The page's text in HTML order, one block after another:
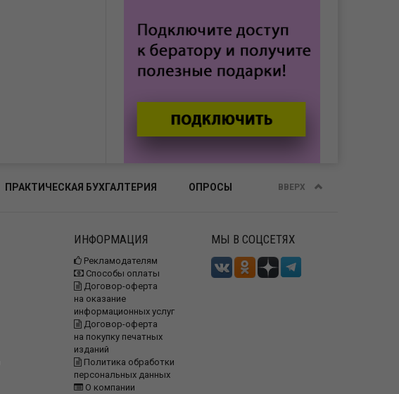
ПРАКТИЧЕСКАЯ БУХГАЛТЕРИЯ ОПРОСЫ ВВЕРХ
ИНФОРМАЦИЯ
Рекламодателям
Способы оплаты
Договор-оферта
на оказание
информационных услуг
Договор-оферта
на покупку печатных
изданий
Политика обработки
персональных данных
О компании
МЫ В СОЦСЕТЯХ